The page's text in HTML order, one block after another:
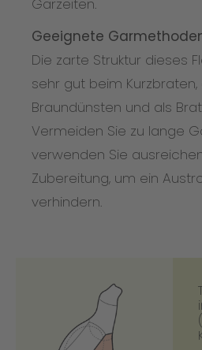
Geeignete
Die zarte Struktur dieses
sehr gut beim
Braundünsten und als
Vermeiden Sie zu lange
verwenden Sie
Zubereitung, um ein
verhindern.